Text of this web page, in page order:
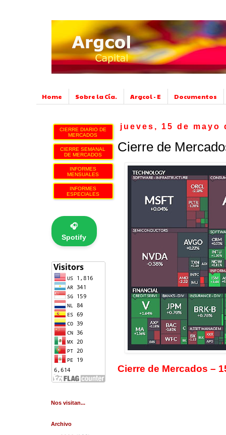
Home Sobre la Cía. Argcol - E Documentos
jueves, 15 de mayo
Cierre de
Cierre de Mercados –
CIERRE DIARIO DE
MERCADOS
CIERRE SEMANAL
DE MERCADOS
INFORMES
MENSUALES
INFORMES
ESPECIALES
🎧
Spotify
Nos visitan...
Archivo